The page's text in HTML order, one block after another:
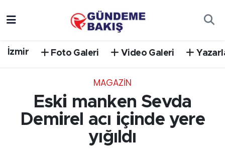
İzmir Foto Galeri Video Galeri
MAGAZİN
Eski manken Sevda
Demirel acı içinde yere
yığıldı
EGE
Süper Lig Puan Durumu ve Fikstür
Tüm Manşetler